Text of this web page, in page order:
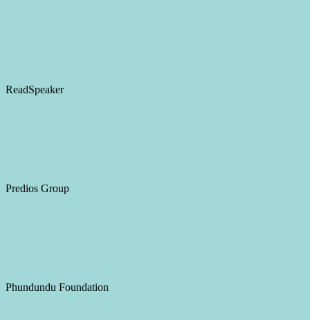
ReadSpeaker
Predios Group
Phundundu Foundation